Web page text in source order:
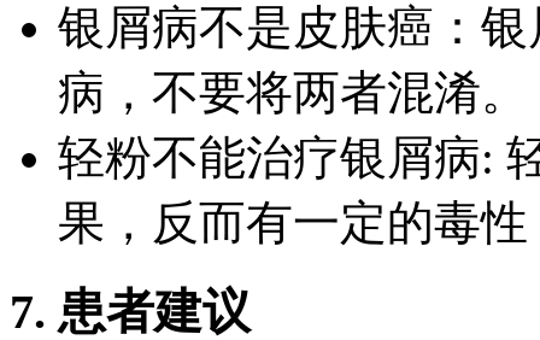
银屑病不是皮肤癌：
病，不要将两者混淆。
轻粉不能治疗银屑病:
果，反而有一定的毒
7. 患者建议